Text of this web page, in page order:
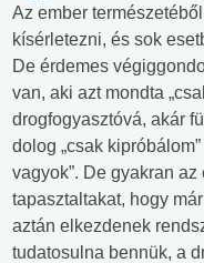
Az ember
kísérletezni, és sok
De érdemes
van, aki azt mondta
drogfogyasztóvá, akár
dolog „csak
vagyok”. De gyakran
tapasztaltakat, hogy
aztán elkezdenek
tudatosulna bennük, a